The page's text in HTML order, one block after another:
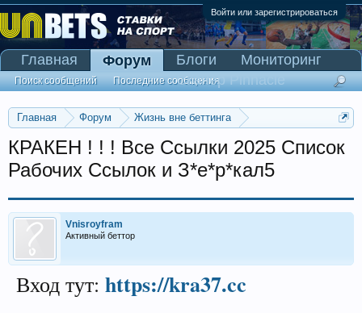
Войти или зарегистрироваться
Главная Форум
Жизнь вне беттинга
КРАКЕН ! ! ! Все Ссылки 2025 Список
Рабочих Ссылок и З*е*р*кал5
Vnisroyfram
Активный беттор
Вход тут: https://kra37.cc
Главная Форум
Поиск сообщений Последние сообщения
Блоги
Мониторинг
Сканер Pinnacle